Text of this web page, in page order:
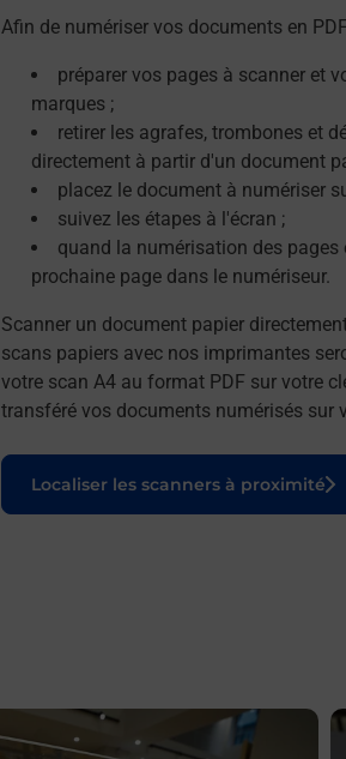
Afin de numériser vos documents en
préparer vos pages à scanner et
marques ;
retirer les agrafes, trombones et
directement à partir d'un document
placez le document à numériser
suivez les étapes à l'écran ;
quand la numérisation des pages
prochaine page dans le numériseur.
Scanner un document papier
scans papiers avec nos imprimantes
votre scan A4 au format PDF sur votre
transféré vos documents numérisés sur
Localiser les scanners à proximité
Le lien s'ouvre dans un nouvel onglet